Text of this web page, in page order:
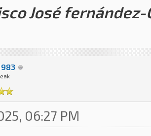
José
06:27 PM